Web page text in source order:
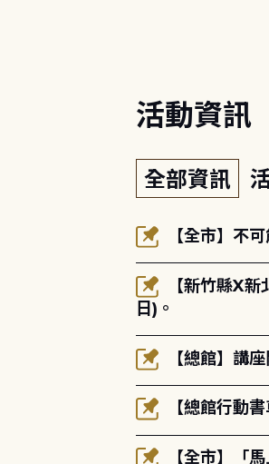
活動資訊
全部資訊
【全市】不
【新竹縣X
日)。
【總館】講
【總館行動
【全市】「